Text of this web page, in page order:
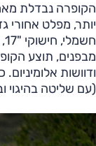
הקופרה נבדלת
יותר, מפלט אחורי
ודוושות
(עם שליטה בהיגוי